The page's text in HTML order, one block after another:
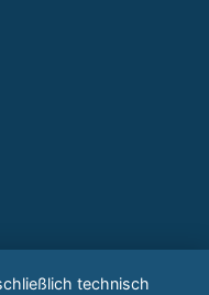
technisch